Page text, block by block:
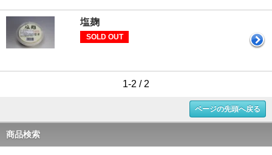
塩麹
SOLD OUT
1-2 / 2
ページの先頭へ戻る
商品検索